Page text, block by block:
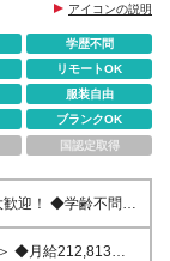
アイコンの説明
学歴不問
リモートOK
服装自由
ブランクOK
国認定取得
迎！ ◆学齢不問
二新卒、正社員が
トワーク・サー
◆月給212,813円